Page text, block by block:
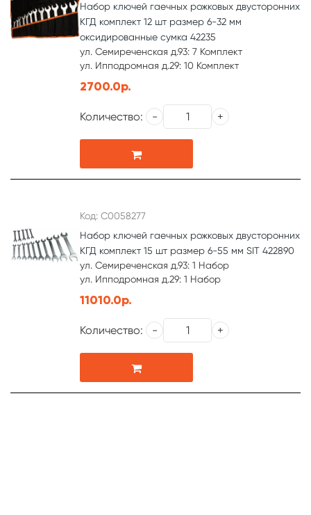
Набор ключей гаечных рожковых двусторонних
КГД комплект 12 шт размер 6-32 мм
оксидированные сумка 42235
ул. Семиреченская д.93: 7 Комплект
ул. Ипподромная д.29: 10 Комплект
2700.0р.
Количество:
Код: С0058277
Набор ключей гаечных рожковых двусторонних
КГД комплект 15 шт размер 6-55 мм SIT 422890
ул. Семиреченская д.93: 1 Набор
ул. Ипподромная д.29: 1 Набор
11010.0р.
Количество: